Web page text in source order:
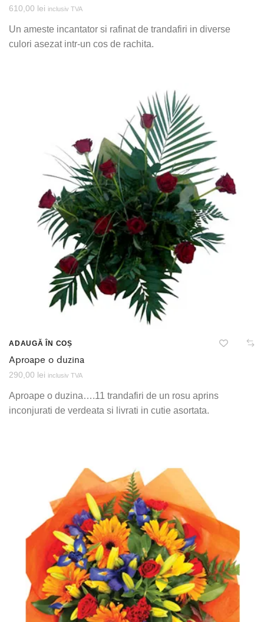
610,00 lei inclusiv TVA
Un ameste incantator si rafinat de trandafiri in diverse
culori asezat intr-un cos de rachita.
ADAUGĂ ÎN COȘ
Aproape o duzina
290,00 lei inclusiv TVA
Aproape o duzina….11 trandafiri de un rosu aprins
inconjurati de verdeata si livrati in cutie asortata.